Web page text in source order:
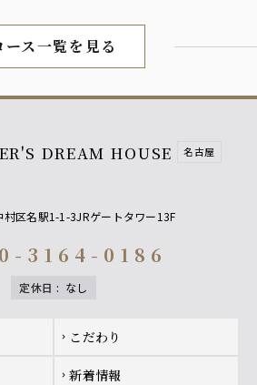
ース一覧を見る
DREAM HOUSE 名古屋
村区名駅1-1-3JRゲートタワー13F
3164-0186
定休日 : なし
chevron_right こだわり
chevron_right 新着情報